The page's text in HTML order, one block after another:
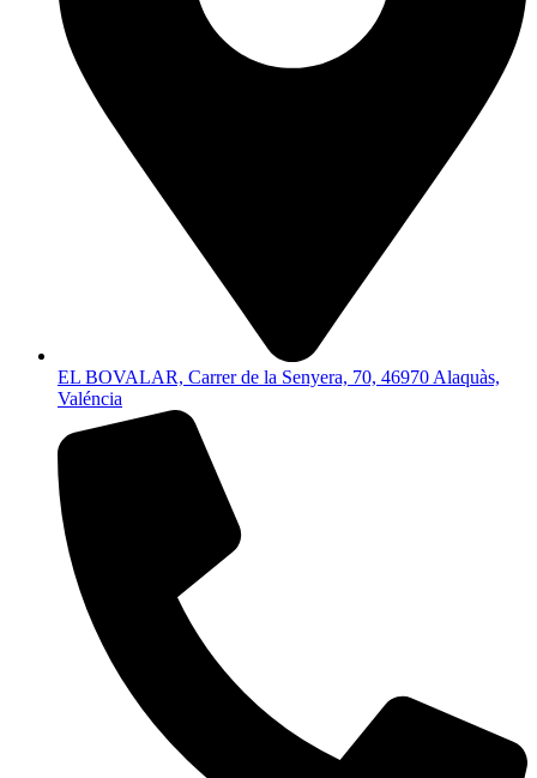
EL BOVALAR, Carrer de la Senyera, 70, 46970 Alaquàs,
Valéncia